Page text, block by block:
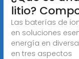
litio?
Las baterías de
en soluciones
energía en
en tres aspectos